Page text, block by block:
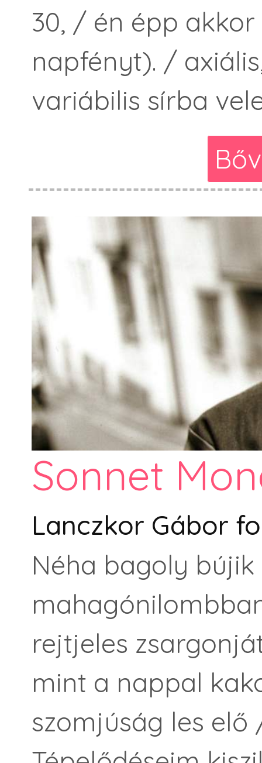
30, / én épp
napfényt). /
variábilis sírba
Sonnet
Lanczkor Gábor
Néha bagoly
rejtjeles
mint a nappal
szomjúság les